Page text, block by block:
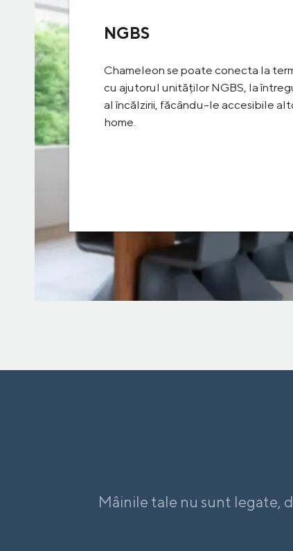
NGBS
Chameleon se poate conecta la
cu ajutorul unităților NGBS, la
al încălzirii, făcându-le accesibile
home.
Mâinile tale nu sunt legate,